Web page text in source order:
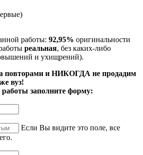
работы: 92,95% оригинальности
реальная, без каких-либо
и ухищрений).
повторами и НИКОГДА не продадим
вуз!
заполните форму:
Если Вы видите это поле, все